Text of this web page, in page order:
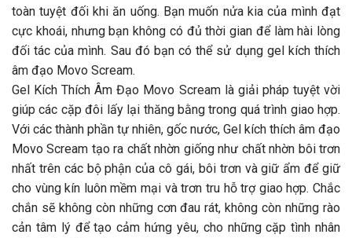
toàn tuyệt đối khi ăn uống. Bạn muốn nửa kia của mình đạt
cực khoái, nhưng bạn không có đủ thời gian để làm hài lòng
đối tác của mình. Sau đó bạn có thể sử dụng gel kích thích
âm đạo Movo Scream.
Gel Kích Thích Âm Đạo Movo Scream là giải pháp tuyệt vời
giúp các cặp đôi lấy lại thăng bằng trong quá trình giao hợp.
Với các thành phần tự nhiên, gốc nước, Gel kích thích âm đạo
Movo Scream tạo ra chất nhờn giống như chất nhờn bôi trơn
nhất trên các bộ phận của cô gái, bôi trơn và giữ ẩm để giữ
cho vùng kín luôn mềm mại và trơn tru hỗ trợ giao hợp. Chắc
chắn sẽ không còn những cơn đau rát, không còn những rào
cản tâm lý để tạo cảm hứng yêu, cho những cặp tình nhân